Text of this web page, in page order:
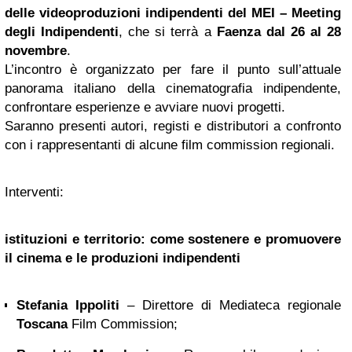
delle videoproduzioni indipendenti del MEI – Meeting
degli Indipendenti, che si terrà a Faenzadal 26 al 28
novembre.
L’incontro è organizzato per fare il punto sull’attuale
panorama italiano della cinematografia indipendente,
confrontare esperienze e avviare nuovi progetti.
Saranno presenti autori, registi e distributori a confronto
con i rappresentanti di alcune film commission regionali.
Interventi:
istituzioni e territorio: come sostenere e promuovere
il cinema e le produzioni indipendenti
Stefania Ippoliti – Direttore di Mediateca regionale
ToscanaFilm Commission;